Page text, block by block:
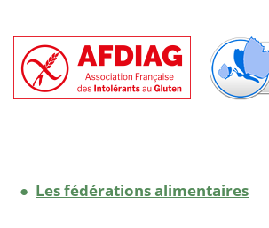
● Les fédérations alimentaires